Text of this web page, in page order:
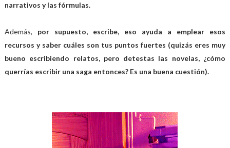
narrativos y las fórmulas.
Además, por supuesto, escribe, eso ayuda a emplear esos
recursos y saber cuáles son tus puntos fuertes (quizás eres muy
bueno escribiendo relatos, pero detestas las novelas, ¿cómo
querrías escribir una saga entonces? Es una buena cuestión).